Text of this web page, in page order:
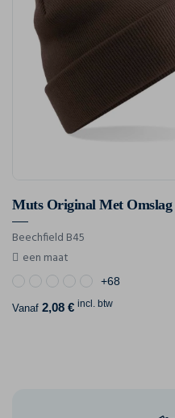
Muts Original Met Omslag
Beechfield B45
een maat
+68
Vanaf 2,08 € incl. btw